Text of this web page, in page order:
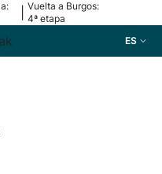
Vuelta a Burgos:
4ª etapa
ES